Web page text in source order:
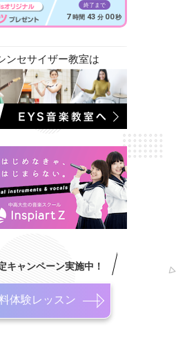
終了まで
7 時間 42 分 58 秒
ンセサイザー教室は
キャンペーン実施中！
体験レッスン